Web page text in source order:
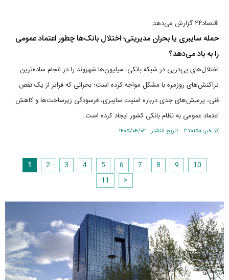
اقتصاد۲۴ گزارش می‌دهد:
حمله سایبری یا بحران مدیریتی؛ اختلال بانک‌ها چطور اعتماد عمومی
را به باد می‌دهد؟
اختلال‌های پی‌درپی در شبکه بانکی، میلیون‌ها شهروند را در انجام ساده‌ترین
تراکنش‌های روزمره با مشکل مواجه کرده است؛ بحرانی که فراتر از یک نقص
فنی، پرسش‌های جدی درباره امنیت سایبری، فرسودگی زیرساخت‌ها و کاهش
اعتماد عمومی به نظام بانکی کشور ایجاد کرده است.
کد خبر: ۳۷۰۱۵۰ تاریخ انتشار : ۱۴۰۵/۰۴/۰۳
1 2 3 4 5 6 7 8 9
10
11
>